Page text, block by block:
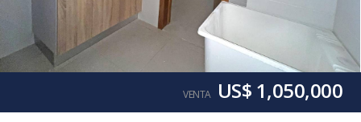
VENTA US$ 1,050,000